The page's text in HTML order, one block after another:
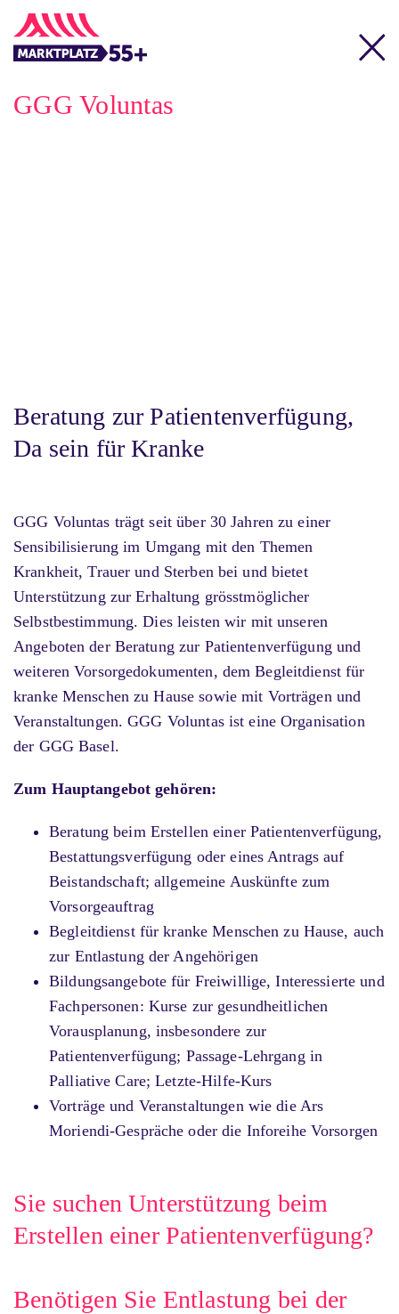
GGG Voluntas
Beratung zur Patientenverfügung,
Da sein für Kranke
GGG Voluntas trägt seit über 30 Jahren zu einer
Sensibilisierung im Umgang mit den Themen
Krankheit, Trauer und Sterben bei und bietet
Unterstützung zur Erhaltung grösstmöglicher
Selbstbestimmung. Dies leisten wir mit unseren
Angeboten der Beratung zur Patientenverfügung und
weiteren Vorsorgedokumenten, dem Begleitdienst für
kranke Menschen zu Hause sowie mit Vorträgen und
Veranstaltungen. GGG Voluntas ist eine Organisation
der GGG Basel.
Zum Hauptangebot gehören:
Beratung beim Erstellen einer Patientenverfügung,
Bestattungsverfügung oder eines Antrags auf
Beistandschaft; allgemeine Auskünfte zum
Vorsorgeauftrag
Begleitdienst für kranke Menschen zu Hause, auch
zur Entlastung der Angehörigen
Bildungsangebote für Freiwillige, Interessierte und
Fachpersonen: Kurse zur gesundheitlichen
Vorausplanung, insbesondere zur
Patientenverfügung; Passage-Lehrgang in
Palliative Care; Letzte-Hilfe-Kurs
Vorträge und Veranstaltungen wie die Ars
Moriendi-Gespräche oder die Inforeihe Vorsorgen
Sie suchen Unterstützung beim
Erstellen einer Patientenverfügung?
Benötigen Sie Entlastung bei der